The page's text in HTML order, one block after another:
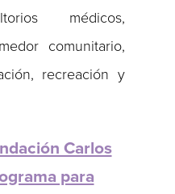
médicos,
comunitario,
recreación y
Carlos
para